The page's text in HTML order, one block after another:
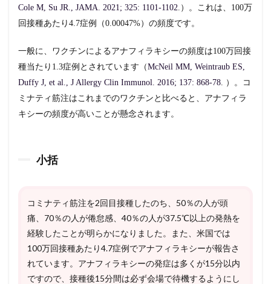
Cole M, Su JR., JAMA. 2021; 325: 1101-1102 .）。これは、100万
回接種あたり4.7症例（0.00047%）の頻度です。
一般に、ワクチンによるアナフィラキシーの頻度は100万回接
種当たり1.3症例とされています（McNeil MM, Weintraub ES,
Duffy J, et al., J Allergy Clin Immunol. 2016; 137: 868-78 . ）。コ
ミナティ筋注はこれまでのワクチンと比べると、アナフィラ
キシーの頻度が高いことが懸念されます。
小括
コミナティ筋注を2回目接種したのち、50％の人が頭
痛、70％の人が倦怠感、40％の人が37.5℃以上の発熱を
経験したことが明らかになりました。また、米国では
100万回接種あたり4.7症例でアナフィラキシーが報告さ
れています。アナフィラキシーの発症は多くが15分以内
ですので、接種後15分間は必ず会場で待機するようにし